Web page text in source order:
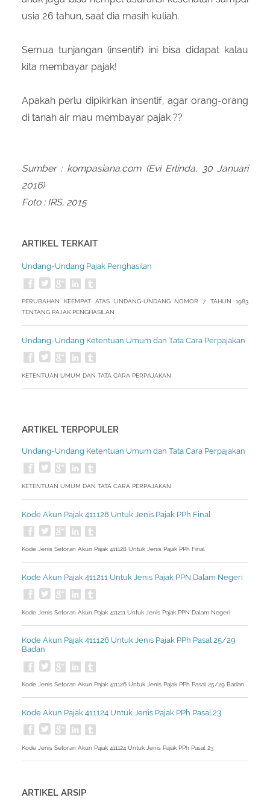
usia 26 tahun, saat dia masih kuliah.
Semua tunjangan (insentif) ini bisa didapat kalau
kita membayar pajak!
Apakah perlu dipikirkan insentif, agar orang-orang
di tanah air mau membayar pajak ??
Sumber : kompasiana.com (Evi Erlinda, 30 Januari
2016)
Foto : IRS, 2015
ARTIKEL TERKAIT
Undang-Undang Pajak Penghasilan
PERUBAHAN KEEMPAT ATAS UNDANG-UNDANG NOMOR 7 TAHUN 1983
TENTANG PAJAK PENGHASILAN
Undang-Undang Ketentuan Umum dan Tata Cara Perpajakan
KETENTUAN UMUM DAN TATA CARA PERPAJAKAN
ARTIKEL TERPOPULER
Undang-Undang Ketentuan Umum dan Tata Cara Perpajakan
KETENTUAN UMUM DAN TATA CARA PERPAJAKAN
Kode Akun Pajak 411128 Untuk Jenis Pajak PPh Final
Kode Jenis Setoran Akun Pajak 411128 Untuk Jenis Pajak PPh Final
Kode Akun Pajak 411211 Untuk Jenis Pajak PPN Dalam Negeri
Kode Jenis Setoran Akun Pajak 411211 Untuk Jenis Pajak PPN Dalam Negeri
Kode Akun Pajak 411126 Untuk Jenis Pajak PPh Pasal 25/29
Badan
Kode Jenis Setoran Akun Pajak 411126 Untuk Jenis Pajak PPh Pasal 25/29 Badan
Kode Akun Pajak 411124 Untuk Jenis Pajak PPh Pasal 23
Kode Jenis Setoran Akun Pajak 411124 Untuk Jenis Pajak PPh Pasal 23
ARTIKEL ARSIP